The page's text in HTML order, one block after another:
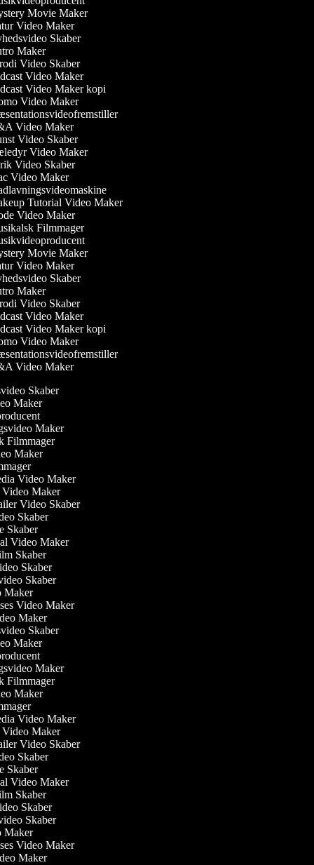
Movie Maker
Video Maker
Skaber
Maker
Video Skaber
Video Maker
Video Maker kopi
Video Maker
Video Maker
Video Skaber
Video Maker
Video Skaber
Video Maker
Tutorial Video Maker
Video Maker
Filmmager
Movie Maker
Video Maker
Skaber
Maker
Video Skaber
Video Maker
Video Maker kopi
Video Maker
Video Maker
Skaber
Maker
Maker
Filmmager
Maker
Video Maker
Video Maker
Video Skaber
Skaber
Skaber
Video Maker
Skaber
Skaber
Skaber
Maker
Video Maker
Maker
Skaber
Maker
Maker
Filmmager
Maker
Video Maker
Video Maker
Video Skaber
Skaber
Skaber
Video Maker
Skaber
Skaber
Skaber
Maker
Video Maker
Maker